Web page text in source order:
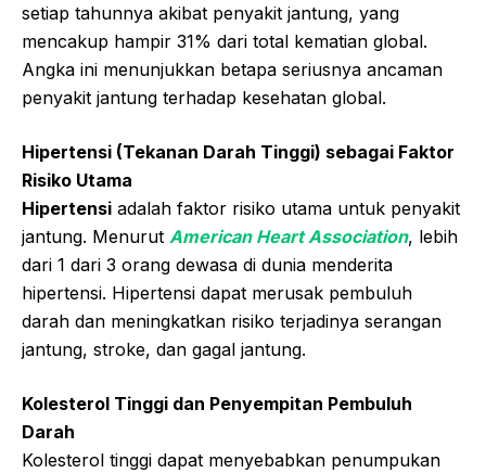
setiap tahunnya akibat penyakit jantung, yang
mencakup hampir 31% dari total kematian global.
Angka ini menunjukkan betapa seriusnya ancaman
penyakit jantung terhadap kesehatan global.
Hipertensi (Tekanan Darah Tinggi) sebagai Faktor
Risiko Utama
Hipertensi adalah faktor risiko utama untuk penyakit
jantung. Menurut American Heart Association, lebih
dari 1 dari 3 orang dewasa di dunia menderita
hipertensi. Hipertensi dapat merusak pembuluh
darah dan meningkatkan risiko terjadinya serangan
jantung, stroke, dan gagal jantung.
Kolesterol Tinggi dan Penyempitan Pembuluh
Darah
Kolesterol tinggi dapat menyebabkan penumpukan